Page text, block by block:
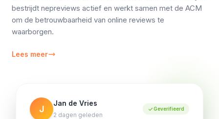
bestrijdt nepreviews actief en werkt samen met de ACM
om de betrouwbaarheid van online reviews te
waarborgen.
Lees meer
J
Jan de Vries
2 dagen geleden
Geverifieerd